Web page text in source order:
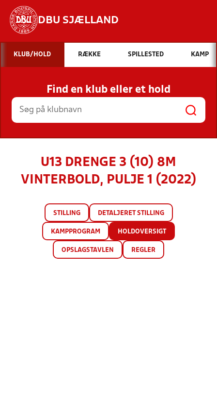
DBU SJÆLLAND
Hvad vil du søge efter?
INDHOLD OG NYHEDER
STILLINGER, RESULTATER, KLUBBER OG
HOLD
KLUB/HOLD RÆKKE SPILLESTED KAMP
Find en klub eller et hold
U13 DRENGE 3 (10) 8M
VINTERBOLD, PULJE 1 (2022)
STILLING DETALJERET STILLING
KAMPPROGRAM HOLDOVERSIGT
OPSLAGSTAVLEN REGLER